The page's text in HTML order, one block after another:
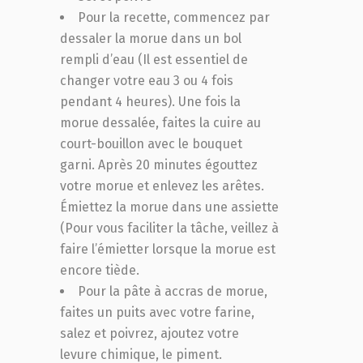
Pour la recette, commencez par
dessaler la morue dans un bol
rempli d’eau (Il est essentiel de
changer votre eau 3 ou 4 fois
pendant 4 heures). Une fois la
morue dessalée, faites la cuire au
court-bouillon avec le bouquet
garni. Après 20 minutes égouttez
votre morue et enlevez les arêtes.
Émiettez la morue dans une assiette
(Pour vous faciliter la tâche, veillez à
faire l’émietter lorsque la morue est
encore tiède.
Pour la pâte à accras de morue,
faites un puits avec votre farine,
salez et poivrez, ajoutez votre
levure chimique, le piment.